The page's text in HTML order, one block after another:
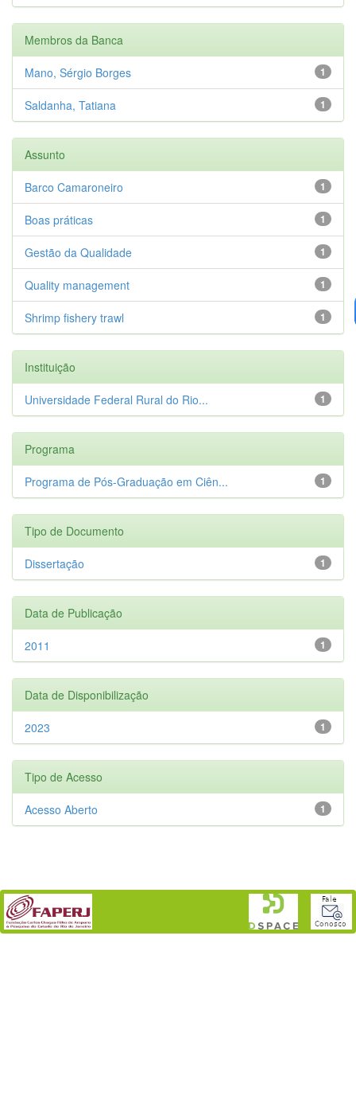
Membros da Banca
1
Mano, Sérgio Borges
1
Saldanha, Tatiana
Assunto
1
Barco Camaroneiro
1
Boas práticas
1
Gestão da Qualidade
1
Quality management
1
Shrimp fishery trawl
Instituição
1
Universidade Federal Rural do Rio...
Programa
1
Programa de Pós-Graduação em Ciên...
Tipo de Documento
1
Dissertação
Data de Publicação
1
2011
Data de Disponibilização
1
2023
Tipo de Acesso
1
Acesso Aberto